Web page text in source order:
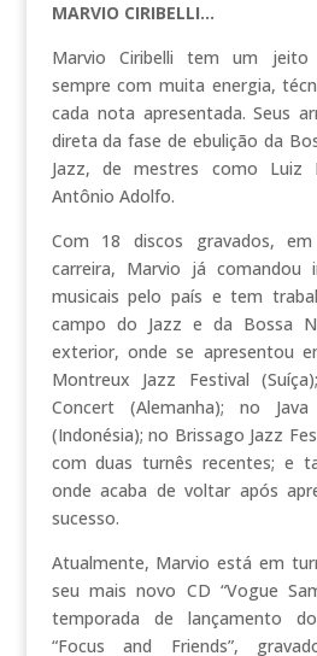
MARVIO CIRIBELLI…
Marvio Ciribelli tem um jeito
sempre com muita energia,
cada nota apresentada. Seus
direta da fase de ebulição da
Jazz, de mestres como Luiz
Antônio Adolfo.
Com 18 discos gravados,
carreira, Marvio já comandou
musicais pelo país e tem
campo do Jazz e da Bossa
exterior, onde se apresentou
Montreux Jazz Festival
Concert (Alemanha); no
(Indonésia); no Brissago Jazz
com duas turnês recentes; e
onde acaba de voltar após
sucesso.
Atualmente, Marvio está em
seu mais novo CD “Vogue
temporada de lançamento
“Focus and Friends”,